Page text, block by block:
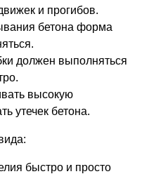
и прогибов.
бетона форма
должен выполняться
высокую
утечек бетона.
быстро и просто